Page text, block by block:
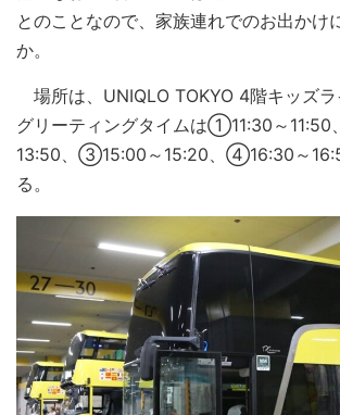
とのことなので、家族連れでのお出かけ
か。
場所は、UNIQLO TOKYO 4階キッズラ
グリーティングタイムは①11:30～
13:50、③15:00～15:20、④16:30～
る。